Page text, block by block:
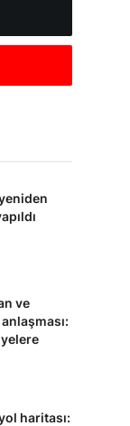
ve
haritası: